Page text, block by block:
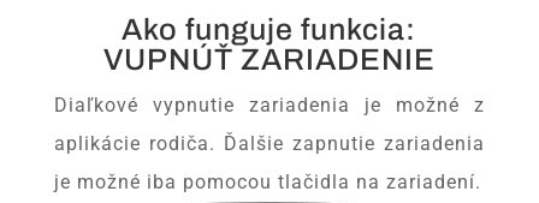
Ako funguje funkcia:
VUPNÚŤ ZARIADENIE
Diaľkové vypnutie zariadenia je možné z
aplikácie rodiča. Ďalšie zapnutie zariadenia
je možné iba pomocou tlačidla na zariadení.